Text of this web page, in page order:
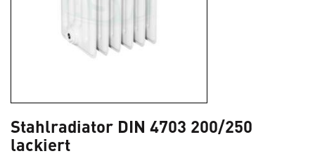
Stahlradiator DIN 4703 200/250
lackiert